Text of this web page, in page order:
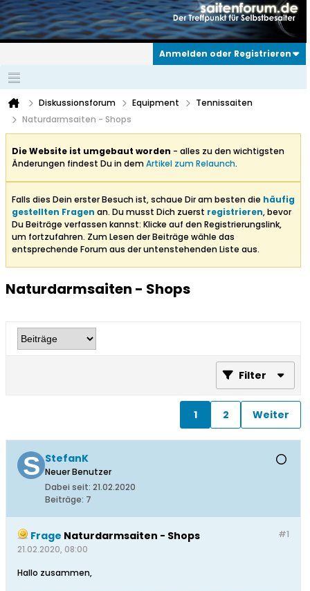
Anmelden oder Registrieren
Diskussionsforum Equipment
Tennissaiten
Naturdarmsaiten - Shops
Die Website ist umgebaut worden - alles zu den wichtigsten
Änderungen findest Du in demArtikel zum Relaunch.
Falls dies Dein erster Besuch ist, schaue Dir am besten die häufig
gestellten Fragen an. Du musst Dich zuerst registrieren, bevor
Du Beiträge verfassen kannst: Klicke auf den Registrierungslink,
um fortzufahren. Zum Lesen der Beiträge wähle das
entsprechende Forum aus der untenstehenden Liste aus.
Naturdarmsaiten - Shops
Filter
1 2 Weiter
StefanK
Neuer Benutzer
Dabei seit: 21.02.2020
Beiträge: 7
#1
Frage Naturdarmsaiten - Shops
21.02.2020, 08:00
Hallo zusammen,